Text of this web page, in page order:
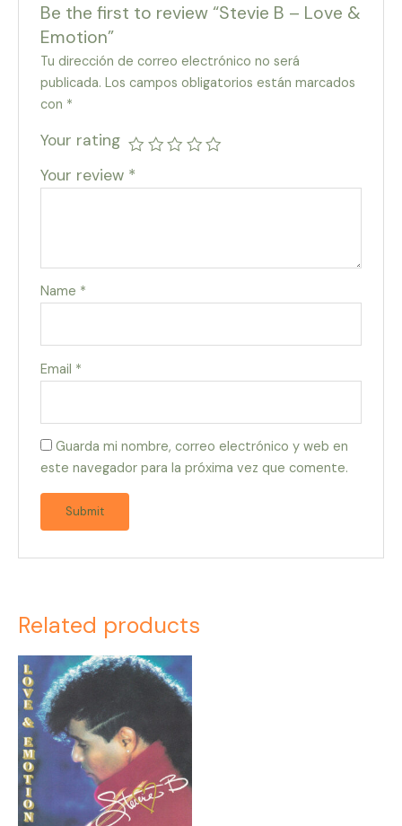
Be the first to review “Stevie B – Love &
Emotion”
Tu dirección de correo electrónico no será
publicada. Los campos obligatorios están marcados
con *
Your rating
Your review *
Name *
Email *
Guarda mi nombre, correo electrónico y web en
este navegador para la próxima vez que comente.
Related products